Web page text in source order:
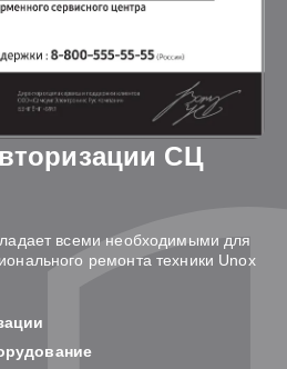
СЦ
всеми необходимыми для
ремонта техники Unox